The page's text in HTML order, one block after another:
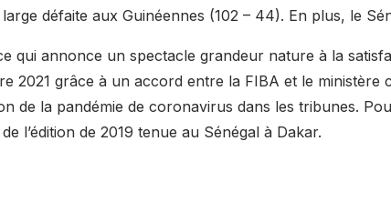
défaite aux Guinéennes (102 – 44). En plus, le
qui annonce un spectacle grandeur nature à la
2021 grâce à un accord entre la FIBA et le ministère
de la pandémie de coronavirus dans les tribunes.
l’édition de 2019 tenue au Sénégal à Dakar.